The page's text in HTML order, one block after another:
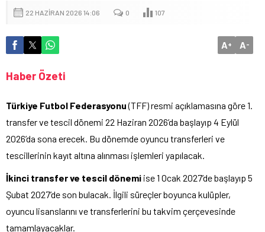
22 HAZIRAN 2026 14:06 0 107
A+ A-
Haber Özeti
Türkiye Futbol Federasyonu(TFF) resmi açıklamasına göre 1.
transfer ve tescil dönemi 22 Haziran 2026’da başlayıp 4 Eylül
2026’da sona erecek. Bu dönemde oyuncu transferleri ve
tescillerinin kayıt altına alınması işlemleri yapılacak.
İkinci transfer ve tescil dönemi ise 1 Ocak 2027’de başlayıp 5
Şubat 2027’de son bulacak. İlgili süreçler boyunca kulüpler,
oyuncu lisanslarını ve transferlerini bu takvim çerçevesinde
tamamlayacaklar.